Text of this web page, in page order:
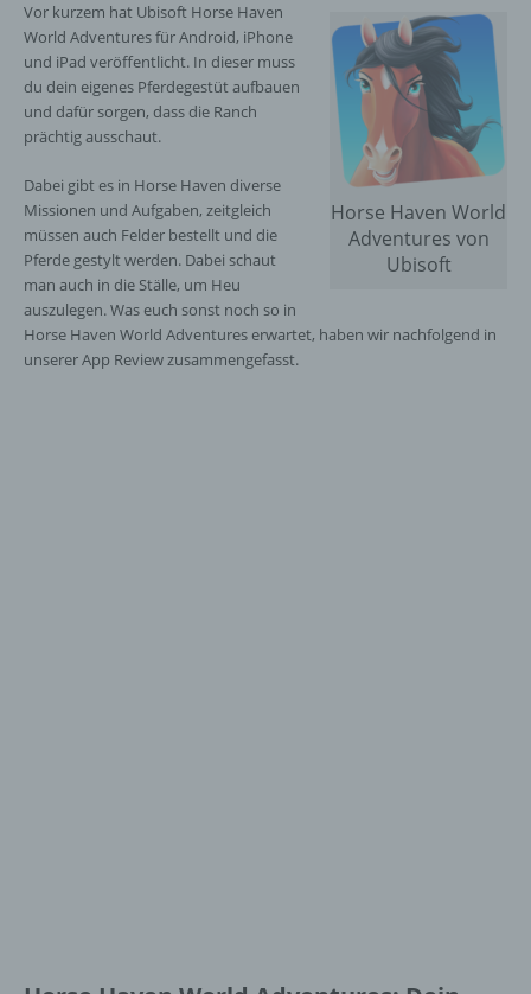
Horse Haven World
Adventures von
Ubisoft
Vor kurzem hat Ubisoft Horse Haven
World Adventures für Android, iPhone
und iPad veröffentlicht. In dieser muss
du dein eigenes Pferdegestüt aufbauen
und dafür sorgen, dass die Ranch
prächtig ausschaut.
Dabei gibt es in Horse Haven diverse
Missionen und Aufgaben, zeitgleich
müssen auch Felder bestellt und die
Pferde gestylt werden. Dabei schaut
man auch in die Ställe, um Heu
auszulegen. Was euch sonst noch so in
Horse Haven World Adventures erwartet, haben wir nachfolgend in
unserer App Review zusammengefasst.